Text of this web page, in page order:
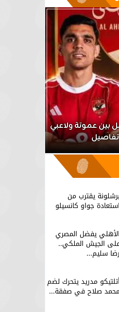
بين عموتة ولاعبي
تفاصيل
برشلونة يقترب من
استعادة جواو كانسيلو
الأهلي يفضل المصري
الجيش الملكي..
رضا سليم...
مدريد يتحرك لضم
صلاح في صفقة...